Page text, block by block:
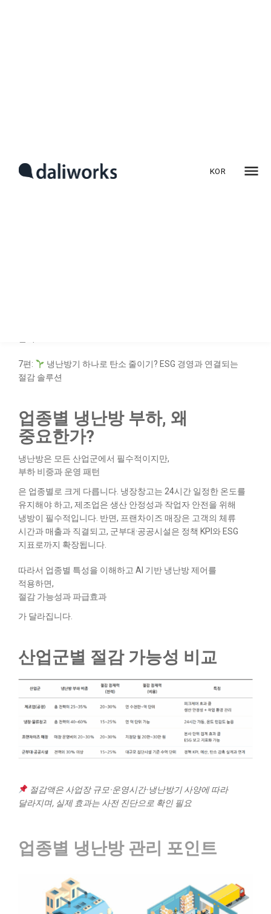
법
7편:
냉난방기 하나로 탄소 줄이기? ESG 경영과 연결되는
절감 솔루션
업종별 냉난방 부하, 왜
중요한가?
냉난방은 모든 산업군에서 필수적이지만,
부하 비중과 운영 패턴
은 업종별로 크게 다릅니다. 냉장창고는 24시간 일정한 온도를
유지해야 하고, 제조업은 생산 안정성과 작업자 안전을 위해
냉방이 필수적입니다. 반면, 프랜차이즈 매장은 고객의 체류
시간과 매출과 직결되고, 군부대·공공시설은 정책 KPI와 ESG
지표로까지 확장됩니다.
따라서 업종별 특성을 이해하고 AI 기반 냉난방 제어를
적용하면,
절감 가능성과 파급효과
가 달라집니다.
산업군별 절감 가능성 비교
절감액은 사업장 규모·운영시간·냉난방기 사양에 따라
달라지며, 실제 효과는 사전 진단으로 확인 필요
업종별 냉난방 관리 포인트
KOR